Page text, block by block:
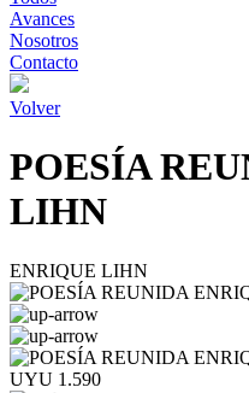
Avances
Nosotros
Contacto
Volver
POESÍA
LIHN
ENRIQUE LIHN
UYU 1.590